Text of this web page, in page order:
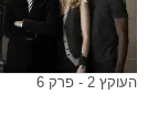
העוקץ 2 - פרק 6